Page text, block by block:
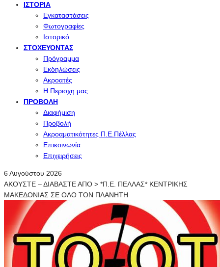
ΙΣΤΟΡΊΑ
Εγκαταστάσεις
Φωτογραφίες
Ιστορικό
ΣΤΟΧΕΎΟΝΤΑΣ
Πρόγραμμα
Εκδηλώσεις
Ακροατές
Η Περιοχη μας
ΠΡΟΒΟΛΉ
Διαφήμιση
Προβολή
Ακροαματικότητες Π.Ε.Πέλλας
Επικοινωνία
Επιχειρήσεις
6 Αυγούστου 2026
ΑΚΟΥΣΤΕ – ΔΙΑΒΑΣΤΕ ΑΠΟ > *Π.Ε. ΠΕΛΛΑΣ* ΚΕΝΤΡΙΚΗΣ
ΜΑΚΕΔΟΝΙΑΣ ΣΕ ΟΛΟ ΤΟΝ ΠΛΑΝΗΤΗ